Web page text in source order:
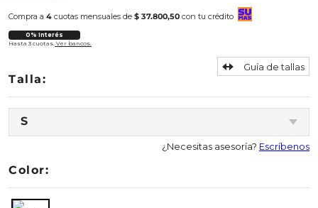
Compra a 4 cuotas mensuales de $ 37.800,50 con tu crédito
0% Interés
Hasta 3 cuotas. Ver bancos.
S
Guía de tallas
¿Necesitas asesoría? Escríbenos
Color: